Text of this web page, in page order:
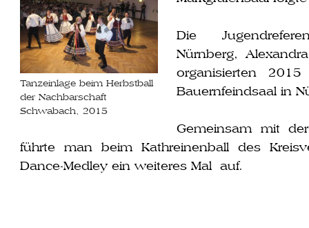
Tanzeinlage beim Herbstball
der Nachbarschaft
Schwabach, 2015
Die
Nürnberg,
orga­ni­sier­ten
Bauernfeindsaal in
Gemeinsam mit
führ­te man beim Kathreinenball des
Dance-Medley ein wei­te­res Mal auf.